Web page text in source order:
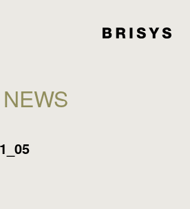
NEWS